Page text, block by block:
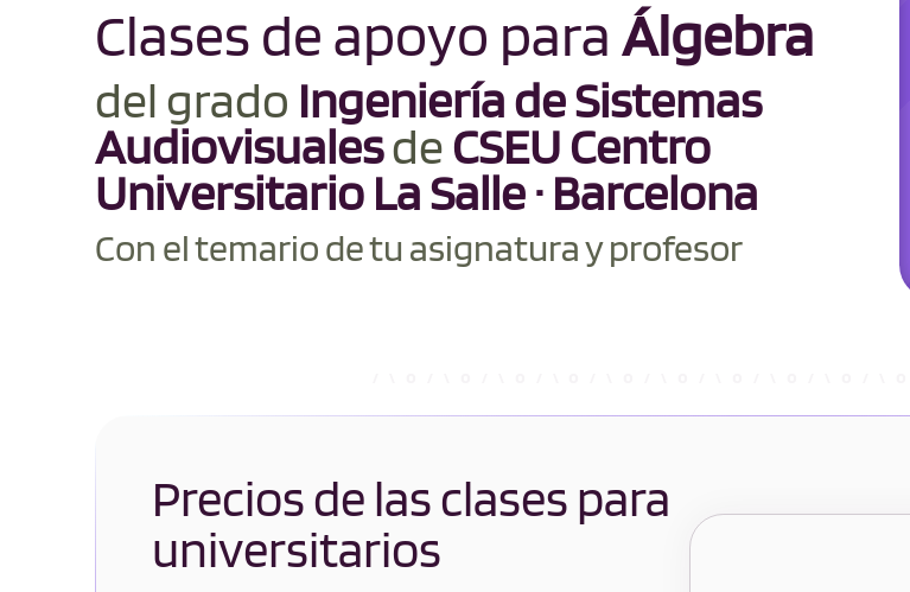
Clases de apoyo para Álgebra
del grado Ingeniería de Sistemas
AudiovisualesdeCSEU Centro
Universitario La Salle · Barcelona
Con el temario de tu asignatura y profesor
Precios de las clases para
universitarios